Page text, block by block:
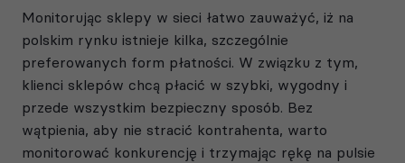
Monitorując sklepy w sieci łatwo zauważyć, iż na
polskim rynku istnieje kilka, szczególnie
preferowanych form płatności. W związku z tym,
klienci sklepów chcą płacić w szybki, wygodny i
przede wszystkim bezpieczny sposób. Bez
wątpienia, aby nie stracić kontrahenta, warto
monitorować konkurencję i trzymając rękę na pulsie